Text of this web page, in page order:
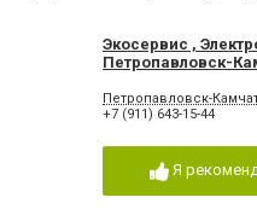
Экосервис ,
Петропавловск-
Петропавловск-
+7 (911) 643-15-44
Я